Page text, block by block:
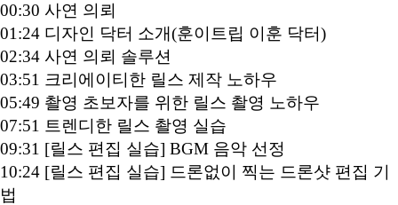
00:30 사연 의뢰
01:24 디자인 닥터 소개(훈이트립 이훈 닥터)
02:34 사연 의뢰 솔루션
03:51 크리에이티한 릴스 제작 노하우
05:49 촬영 초보자를 위한 릴스 촬영 노하우
07:51 트렌디한 릴스 촬영 실습
09:31 [릴스 편집 실습] BGM 음악 선정
10:24 [릴스 편집 실습] 드론없이 찍는 드론샷 편집 기
법